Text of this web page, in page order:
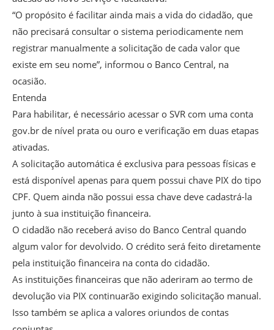
“O propósito é facilitar ainda mais a vida do cidadão, que
não precisará consultar o sistema periodicamente nem
registrar manualmente a solicitação de cada valor que
existe em seu nome”, informou o Banco Central, na
ocasião.
Entenda
Para habilitar, é necessário acessar o SVR com uma conta
gov.br de nível prata ou ouro e verificação em duas etapas
ativadas.
A solicitação automática é exclusiva para pessoas físicas e
está disponível apenas para quem possui chave PIX do tipo
CPF. Quem ainda não possui essa chave deve cadastrá-la
junto à sua instituição financeira.
O cidadão não receberá aviso do Banco Central quando
algum valor for devolvido. O crédito será feito diretamente
pela instituição financeira na conta do cidadão.
As instituições financeiras que não aderiram ao termo de
devolução via PIX continuarão exigindo solicitação manual.
Isso também se aplica a valores oriundos de contas